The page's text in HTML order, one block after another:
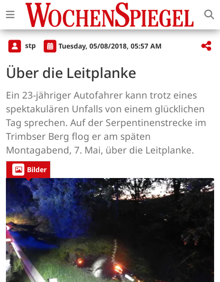
stp Tuesday, 05/08/2018, 05:57 AM
Über die Leitplanke
Ein 23-jähriger Autofahrer kann trotz eines
spektakulären Unfalls von einem glücklichen
Tag sprechen. Auf der Serpentinenstrecke im
Trimbser Berg flog er am späten
Montagabend, 7. Mai, über die Leitplanke.
Bilder